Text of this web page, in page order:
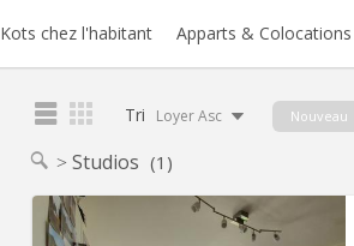
Kots chez l'habitant Apparts & Colocations
Tri Loyer Asc Nouveau
Studios (1)